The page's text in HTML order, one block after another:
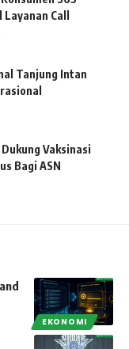
Call
Tanjung Intan
Vaksinasi
Bagi ASN
EKONOMI